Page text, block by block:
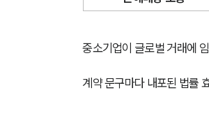
중소기업이 글로벌 거래에
계약 문구마다 내포된 법률